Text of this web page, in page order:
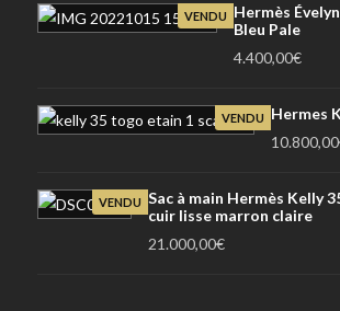
VENDU
Hermès
Bleu Pale
4.400,00€
VENDU
Hermes
10.800,00
VENDU Sac à main Hermès Kelly
cuir lisse marron claire
21.000,00€